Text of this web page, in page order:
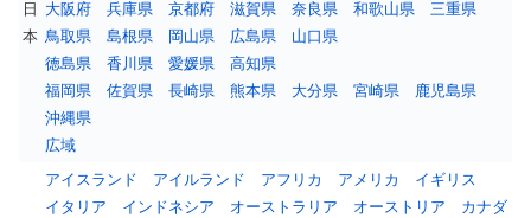
日
本
大阪府
兵庫県 京都府 滋賀県 奈良県 和歌山県
三重県
鳥取県
島根県 岡山県 広島県
山口県
徳島県
香川県 愛媛県
高知県
福岡県
佐賀県 長崎県 熊本県 大分県 宮崎県
鹿児島県
沖縄県
広域
アイスランド アイルランド アフリカ アメリカ
イギリス
イタリア
インドネシア オーストラリア オーストリア
カナダ